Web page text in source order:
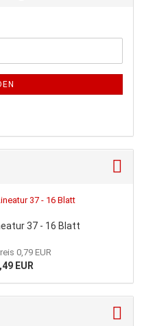
37 - 16 Blatt
0,79 EUR
EUR